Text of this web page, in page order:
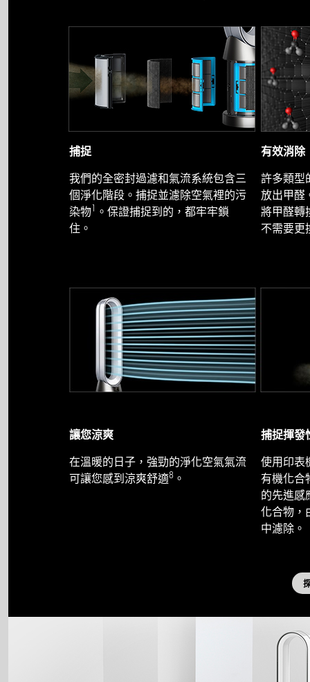
捕捉
我們的全密封過濾和氣流系統包含三
個淨化階段。捕捉並濾除空氣裡的污
染物1 。保證捕捉到的，都牢牢鎖
住。
有效消除
許多類型
放出甲醛
將甲醛轉
不需要更
讓您涼爽
在溫暖的日子，強勁的淨化空氣氣流
可讓您感到涼爽舒適8 。
捕捉揮發
使用印表
有機化合
的先進感
化合物，
中濾除。